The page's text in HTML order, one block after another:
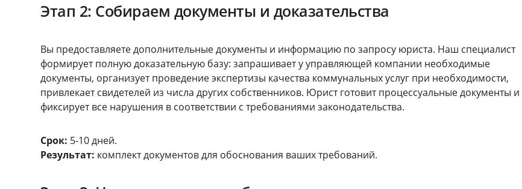
Этап 2: Собираем документы и доказательства
Вы предоставляете дополнительные документы и информацию по запросу юриста. Наш специалист
формирует полную доказательную базу: запрашивает у управляющей компании необходимые
документы, организует проведение экспертизы качества коммунальных услуг при необходимости,
привлекает свидетелей из числа других собственников. Юрист готовит процессуальные документы и
фиксирует все нарушения в соответствии с требованиями законодательства.
Срок: 5-10 дней.
Результат: комплект документов для обоснования ваших требований.